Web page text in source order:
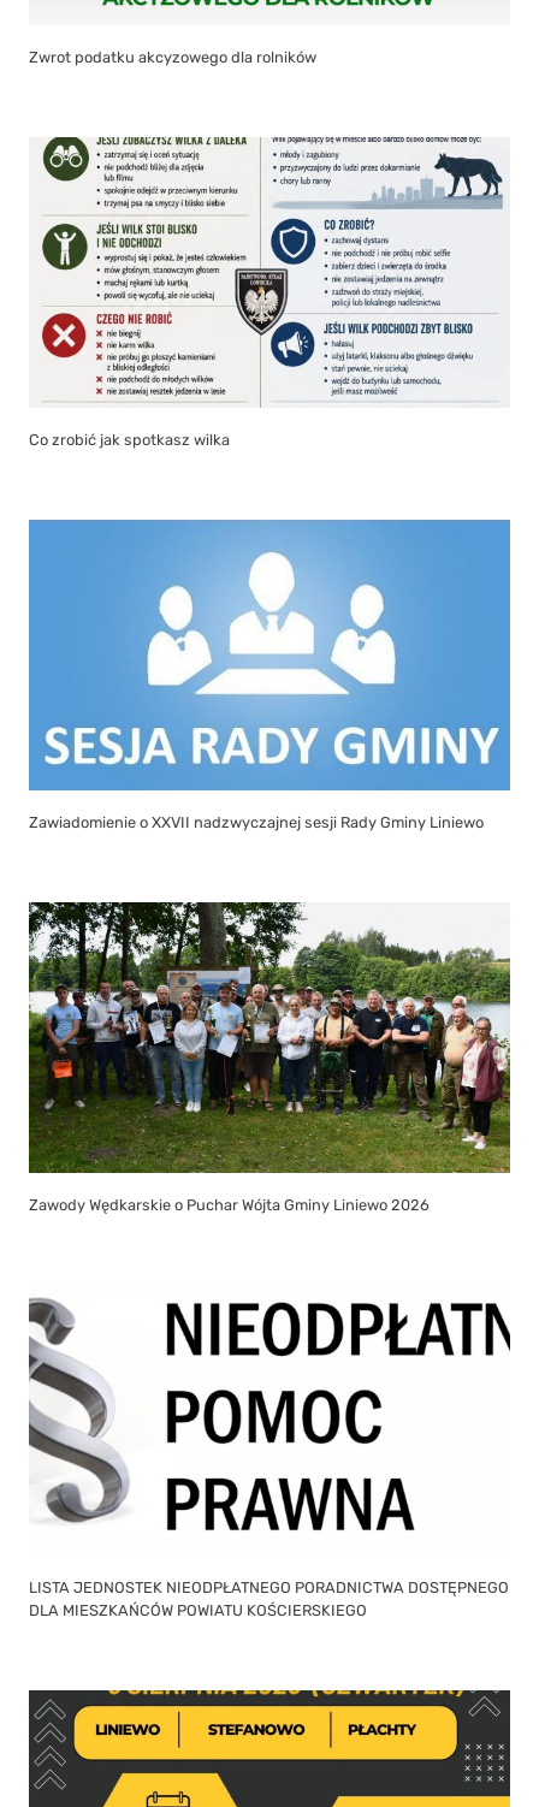
Zwrot podatku akcyzowego dla rolników
Co zrobić jak spotkasz wilka
Zawiadomienie o XXVII nadzwyczajnej sesji Rady Gminy Liniewo
Zawody Wędkarskie o Puchar Wójta Gminy Liniewo 2026
LISTA JEDNOSTEK NIEODPŁATNEGO PORADNICTWA DOSTĘPNEGO
DLA MIESZKAŃCÓW POWIATU KOŚCIERSKIEGO